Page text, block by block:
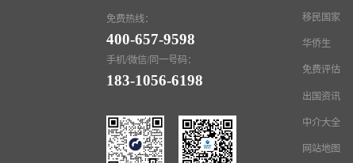
免费热线：
400-657-9598
手机/微信/同一号码：
183-1056-6198
移民国家
华侨生
免费评估
出国资讯
中介大全
网站地图